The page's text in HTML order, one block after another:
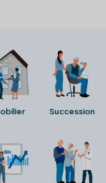
Succession